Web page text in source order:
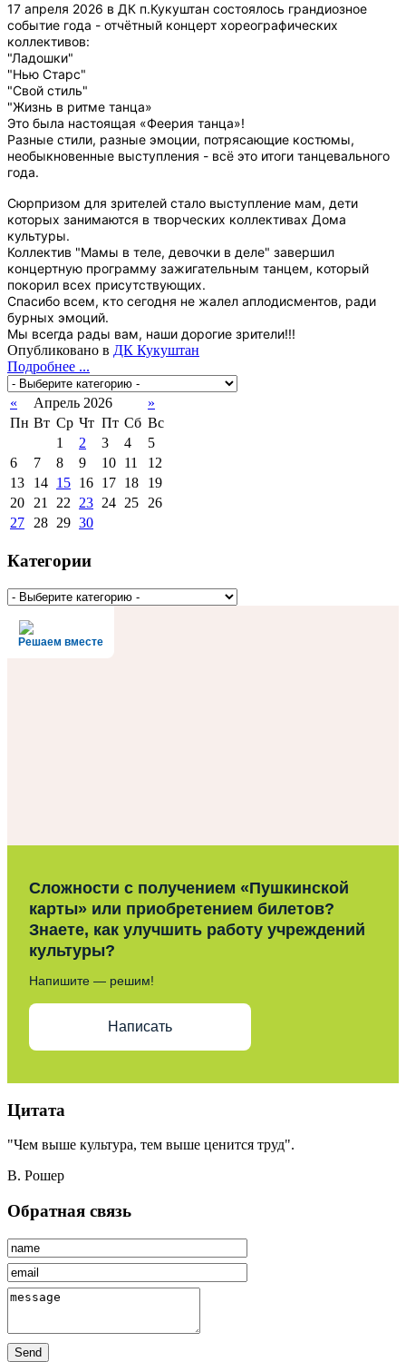
17 апреля 2026 в ДК п.Кукуштан состоялось грандиозное
событие года - отчётный концерт хореографических
коллективов:
"Ладошки"
"Нью Старс"
"Свой стиль"
"Жизнь в ритме танца»
Это была настоящая «Феерия танца»!
Разные стили, разные эмоции, потрясающие костюмы,
необыкновенные выступления - всё это итоги танцевального
года.
Сюрпризом для зрителей стало выступление мам, дети
которых занимаются в творческих коллективах Дома
культуры.
Коллектив "Мамы в теле, девочки в деле" завершил
концертную программу зажигательным танцем, который
покорил всех присутствующих.
Спасибо всем, кто сегодня не жалел аплодисментов, ради
бурных эмоций.
Мы всегда рады вам, наши дорогие зрители!!!
Опубликовано в ДК Кукуштан
Подробнее ...
« Апрель 2026
»
Пн Вт Ср Чт Пт Сб Вс
1
2 3 4
5
6
7 8 9 10 11
12
13
14 15 16 17 18
19
20
21 22 23 24 25
26
27
28 29 30
Категории
Решаем вместе
Сложности с получением «Пушкинской
карты» или приобретением билетов?
Знаете, как улучшить работу учреждений
культуры?
Напишите — решим!
Написать
Цитата
"Чем выше культура, тем выше ценится труд".
В. Рошер
Обратная связь
Send